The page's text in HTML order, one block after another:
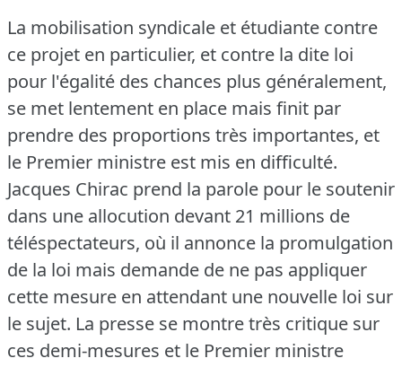
La mobilisation syndicale et étudiante contre
ce projet en particulier, et contre la dite loi
pour l'égalité des chances plus généralement,
se met lentement en place mais finit par
prendre des proportions très importantes, et
le Premier ministre est mis en difficulté.
Jacques Chirac prend la parole pour le soutenir
dans une allocution devant 21 millions de
téléspectateurs, où il annonce la promulgation
de la loi mais demande de ne pas appliquer
cette mesure en attendant une nouvelle loi sur
le sujet. La presse se montre très critique sur
ces demi-mesures et le Premier ministre